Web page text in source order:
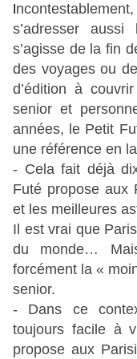
s’adresser
s’agisse de la fin
des voyages ou
d’édition à
senior et
années, le Petit
une référence en
- Cela fait déjà
Futé propose aux
et les meilleures
Il est vrai que
du monde…
forcément la «
senior.
- Dans ce
toujours facile à
propose aux